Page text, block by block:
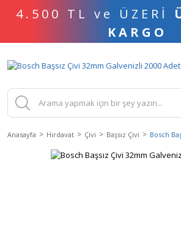
4.500 TL ve ÜZERİ
KARGO
Anasayfa Hırdavat Çivi Başsız Çivi Bosch